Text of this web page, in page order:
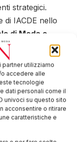
partner utilizziamo
accedere alle
tecnologie
dati personali come il
univoci su questo sito
acconsentire o ritirare
caratteristiche e
strategici.
di IACDE nello
di Moda e
di investire
si evolve e